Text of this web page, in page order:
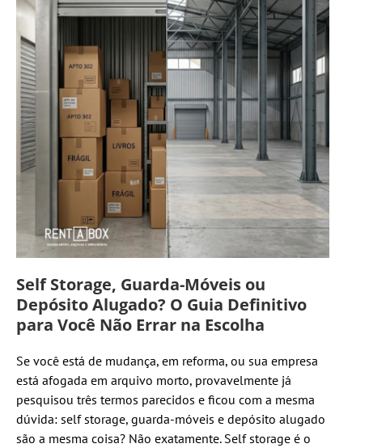
Self Storage, Guarda-Móveis ou
Depósito Alugado? O Guia Definitivo
para Você Não Errar na Escolha
Se você está de mudança, em reforma, ou sua empresa
está afogada em arquivo morto, provavelmente já
pesquisou três termos parecidos e ficou com a mesma
dúvida: self storage, guarda-móveis e depósito alugado
são a mesma coisa? Não exatamente. Self storage é o